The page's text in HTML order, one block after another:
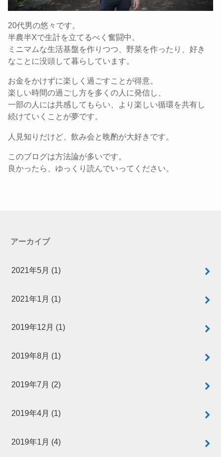
20代男の悠々です。
半農半Xで生計を立てるべく奮闘中。
ミニマムな生活基盤を作りつつ、野菜を作ったり、好き
なことに没頭して暮らしています。
お金をかけずに楽しく過ごすことが得意。
楽しい時間の過ごし方を多くの人に発信し、
一部の人には共感してもらい、より楽しい循環を共有し
続けていくことが夢です。
人見知りだけど、飲み会と晩酌が大好きです。
このブログは方法論が多いです。
良かったら、ゆっくり読んでいってください。
アーカイブ
2021年5月 (1)
2021年1月 (1)
2019年12月 (1)
2019年8月 (1)
2019年7月 (2)
2019年4月 (1)
2019年1月 (4)